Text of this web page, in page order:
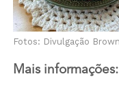
Fotos: Divulgação
Mais informações: